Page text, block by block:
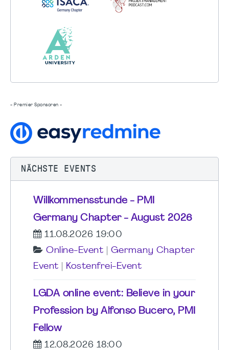
- Premier Sponsoren -
NÄCHSTE EVENTS
Willkommensstunde - PMI
Germany Chapter - August 2026
11.08.2026 19:00
Online-Event
Germany Chapter
Event
Kostenfrei-Event
LGDA online event: Believe in your
Profession by Alfonso Bucero, PMI
Fellow
12.08.2026 18:00